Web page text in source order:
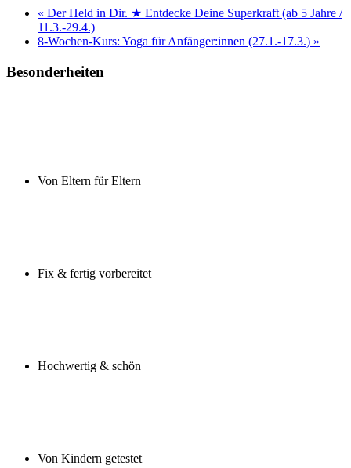
« Der Held in Dir. ★ Entdecke Deine Superkraft (ab 5 Jahre /
11.3.-29.4.)
8-Wochen-Kurs: Yoga für Anfänger:innen (27.1.-17.3.) »
Besonderheiten
Von Eltern für Eltern
Fix & fertig vorbereitet
Hochwertig & schön
Von Kindern getestet